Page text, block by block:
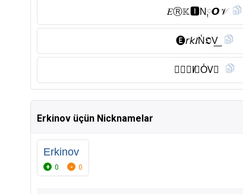
𝐸Ⓡ︎𝕂🅸︎N༙𝙊𝒱
🅔︎𝘳𝘬𝐼N̾𝕺V͟
𝕰𝘙🅚︎I̸𝑁O̾V⃠
Erkinov üçün Nicknamelar
Erkinov
0 0